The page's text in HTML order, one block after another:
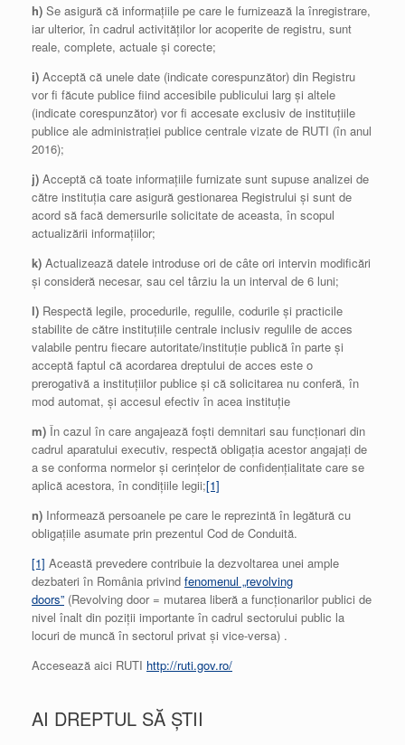
h) Se asigură că informațiile pe care le furnizează la înregistrare,
iar ulterior, în cadrul activităților lor acoperite de registru, sunt
reale, complete, actuale și corecte;
i) Acceptă că unele date (indicate corespunzător) din Registru
vor fi făcute publice fiind accesibile publicului larg și altele
(indicate corespunzător) vor fi accesate exclusiv de instituțiile
publice ale administrației publice centrale vizate de RUTI (în anul
2016);
j) Acceptă că toate informațiile furnizate sunt supuse analizei de
către instituția care asigură gestionarea Registrului și sunt de
acord să facă demersurile solicitate de aceasta, în scopul
actualizării informațiilor;
k) Actualizează datele introduse ori de câte ori intervin modificări
și consideră necesar, sau cel târziu la un interval de 6 luni;
l) Respectă legile, procedurile, regulile, codurile și practicile
stabilite de către instituțiile centrale inclusiv regulile de acces
valabile pentru fiecare autoritate/instituție publică în parte și
acceptă faptul că acordarea dreptului de acces este o
prerogativă a instituțiilor publice și că solicitarea nu conferă, în
mod automat, și accesul efectiv în acea instituție
m) În cazul în care angajează foști demnitari sau funcționari din
cadrul aparatului executiv, respectă obligația acestor angajați de
a se conforma normelor și cerințelor de confidențialitate care se
aplică acestora, în condițiile legii;[1]
n) Informează persoanele pe care le reprezintă în legătură cu
obligațiile asumate prin prezentul Cod de Conduită.
[1] Această prevedere contribuie la dezvoltarea unei ample
dezbateri în România privind fenomenul „revolving
doors” (Revolving door = mutarea liberă a funcţionarilor publici de
nivel înalt din poziţii importante în cadrul sectorului public la
locuri de muncă în sectorul privat și vice-versa) .
Accesează aici RUTI http://ruti.gov.ro/
AI DREPTUL SĂ ȘTII